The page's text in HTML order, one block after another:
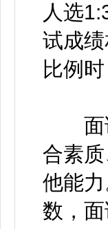
人选
试成
比例
面试
合素
他能
数，